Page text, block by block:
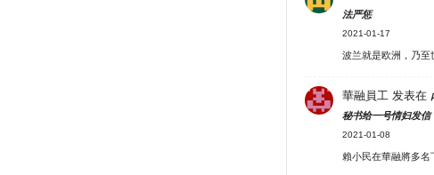
法严惩
2021-01-17
波兰就是欧洲，乃至
華融員工 发表在
秘书给一号情妇发信
2021-01-08
賴小民在華融將多名